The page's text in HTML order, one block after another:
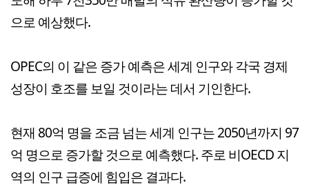
으로 예상했다.
OPEC의 이 같은 증가 예측은 세계 인구와 각국 경제
성장이 호조를 보일 것이라는 데서 기인한다.
현재 80억 명을 조금 넘는 세계 인구는 2050년까지 97
억 명으로 증가할 것으로 예측했다. 주로 비OECD 지
역의 인구 급증에 힘입은 결과다.